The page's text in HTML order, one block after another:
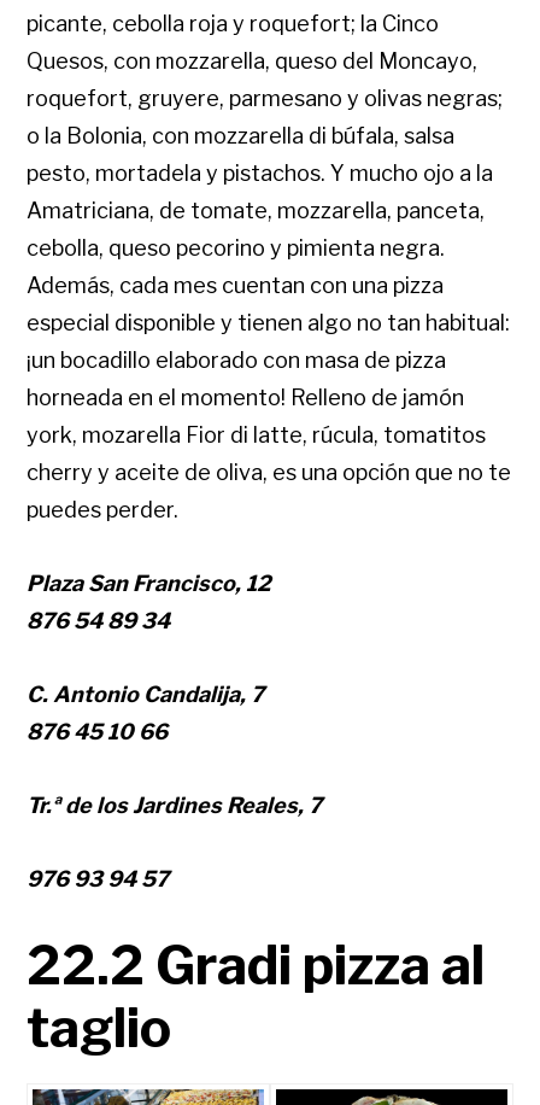
picante, cebolla roja y roquefort; la Cinco
Quesos, con mozzarella, queso del Moncayo,
roquefort, gruyere, parmesano y olivas negras;
o la Bolonia, con mozzarella di búfala, salsa
pesto, mortadela y pistachos. Y mucho ojo a la
Amatriciana, de tomate, mozzarella, panceta,
cebolla, queso pecorino y pimienta negra.
Además, cada mes cuentan con una pizza
especial disponible y tienen algo no tan habitual:
¡un bocadillo elaborado con masa de pizza
horneada en el momento! Relleno de jamón
york, mozarella Fior di latte, rúcula, tomatitos
cherry y aceite de oliva, es una opción que no te
puedes perder.
Plaza San Francisco, 12
876 54 89 34
C. Antonio Candalija, 7
876 45 10 66
Tr.ª de los Jardines Reales, 7
976 93 94 57
22.2 Gradi pizza al
taglio